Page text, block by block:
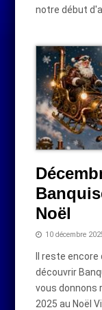
notre début
Noël
10 décembre
Il reste
découvrir
vous donnons
2025 au Noël